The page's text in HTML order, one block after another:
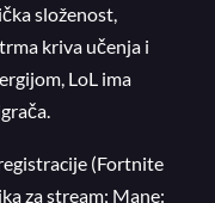
složenost,
kriva učenja i
LoL ima
(Fortnite
za stream; Mane: